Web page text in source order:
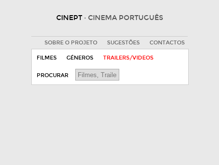
CINEPT · CINEMA PORTUGUÊS
SOBRE O PROJETO SUGESTÕES CONTACTOS
FILMES GÉNEROS TRAILERS/VIDEOS
PROCURAR